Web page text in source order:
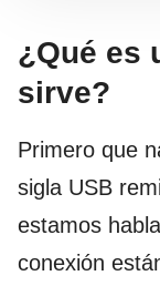
¿Qué es
sirve?
Primero que
sigla USB
estamos
conexión